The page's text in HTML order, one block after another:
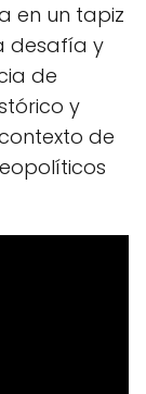
en un tapiz
desafía y
de
y
de